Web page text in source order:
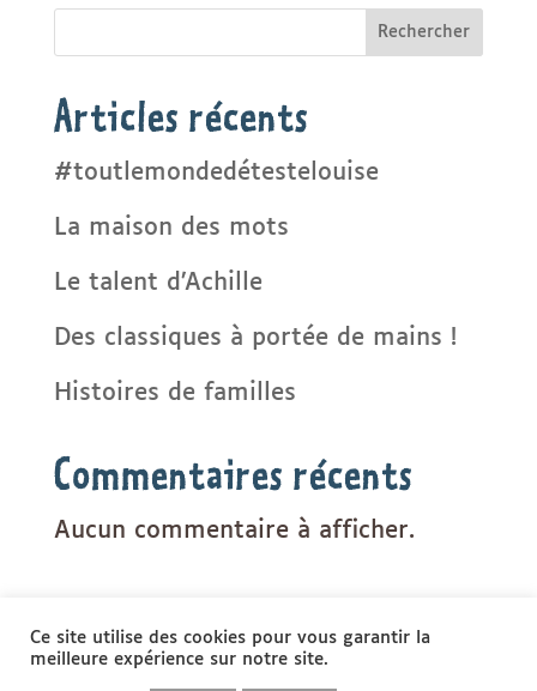
Rechercher
Articles récents
#toutlemondedétestelouise
La maison des mots
Le talent d’Achille
Des classiques à portée de mains !
Histoires de familles
Commentaires récents
Aucun commentaire à afficher.
CONTACT
Ce site utilise des cookies pour vous garantir la
meilleure expérience sur notre site.